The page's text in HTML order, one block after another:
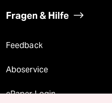
Fragen & Hilfe
Feedback
Aboservice
ePaper Login